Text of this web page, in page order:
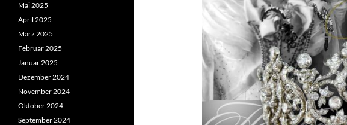
Mai 2025
April 2025
März 2025
Februar 2025
Januar 2025
Dezember 2024
November 2024
Oktober 2024
September 2024